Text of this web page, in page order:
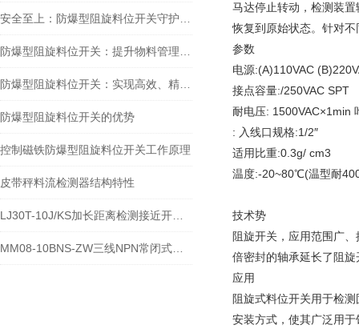
防爆型阻旋料位开关的优势
控制磁铁防爆型阻旋料位开关工作原理
皮带秤料流检测器结构特性
马达停止转动，检测装
恢复到原始状态。针对
参数
电源:(A)110VAC
接点容量:/250VAC SPT
耐电压: 1500VAC×1min
: 入线口规格:1/2″
适用比重:0.3g/ cm3
温度:-20~80℃(温型耐
技术势
阻旋开关，应用范围广
倍密封的轴承延长了阻
应用
阻旋式料位开关用于检
安装方式，使其广泛用